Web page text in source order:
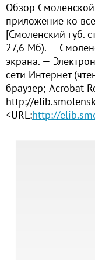
Обзор
приложение ко
[Смоленский губ.
27,6 Мб). —
экрана. —
сети Интернет
браузер; Acrobat
http://
<URL:http://